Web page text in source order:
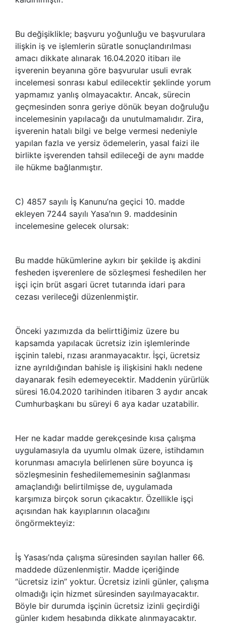
Bu değişiklikle; başvuru yoğunluğu ve başvurulara
ilişkin iş ve işlemlerin süratle sonuçlandırılması
amacı dikkate alınarak 16.04.2020 itibarı ile
işverenin beyanına göre başvurular usuli evrak
incelemesi sonrası kabul edilecektir şeklinde yorum
yapmamız yanlış olmayacaktır. Ancak, sürecin
geçmesinden sonra geriye dönük beyan doğruluğu
incelemesinin yapılacağı da unutulmamalıdır. Zira,
işverenin hatalı bilgi ve belge vermesi nedeniyle
yapılan fazla ve yersiz ödemelerin, yasal faizi ile
birlikte işverenden tahsil edileceği de aynı madde
ile hükme bağlanmıştır.
C) 4857 sayılı İş Kanunu’na geçici 10. madde
ekleyen 7244 sayılı Yasa’nın 9. maddesinin
incelemesine gelecek olursak:
Bu madde hükümlerine aykırı bir şekilde iş akdini
fesheden işverenlere de sözleşmesi feshedilen her
işçi için brüt asgari ücret tutarında idari para
cezası verileceği düzenlenmiştir.
Önceki yazımızda da belirttiğimiz üzere bu
kapsamda yapılacak ücretsiz izin işlemlerinde
işçinin talebi, rızası aranmayacaktır. İşçi, ücretsiz
izne ayrıldığından bahisle iş ilişkisini haklı nedene
dayanarak fesih edemeyecektir. Maddenin yürürlük
süresi 16.04.2020 tarihinden itibaren 3 aydır ancak
Cumhurbaşkanı bu süreyi 6 aya kadar uzatabilir.
Her ne kadar madde gerekçesinde kısa çalışma
uygulamasıyla da uyumlu olmak üzere, istihdamın
korunması amacıyla belirlenen süre boyunca iş
sözleşmesinin feshedilememesinin sağlanması
amaçlandığı belirtilmişse de, uygulamada
karşımıza birçok sorun çıkacaktır. Özellikle işçi
açısından hak kayıplarının olacağını
öngörmekteyiz:
İş Yasası’nda çalışma süresinden sayılan haller 66.
maddede düzenlenmiştir. Madde içeriğinde
“ücretsiz izin” yoktur. Ücretsiz izinli günler, çalışma
olmadığı için hizmet süresinden sayılmayacaktır.
Böyle bir durumda işçinin ücretsiz izinli geçirdiği
günler kıdem hesabında dikkate alınmayacaktır.